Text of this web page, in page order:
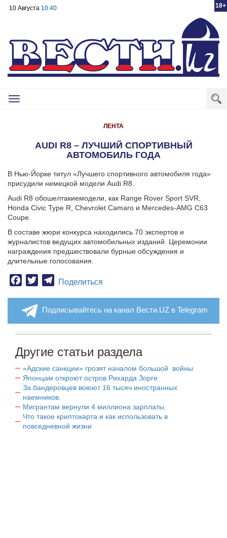
18+
10 Августа 10:40
Toggle
ЛЕНТА
AUDI R8 – ЛУЧШИЙ СПОРТИВНЫЙ
АВТОМОБИЛЬ ГОДА
В Нью-Йорке титул «Лучшего спортивного автомобиля года»
присудили немецкой модели Audi R8.
Audi R8 обошелтакиемодели как Range Rover Sport SVR,
Honda Civic Type R, Chevrolet Camaro и Mercedes-AMG C63
Coupe.
В составе жюри конкурса находились 70 экспертов и
журналистов ведущих автомобильных изданий. Церемонии
награждения предшествовали бурные обсуждения и
длительные голосования.
Facebook
TwitterTelegram
Поделиться
Подписывайтесь на канал Вести.UZ в Telegram
Другие статьи раздела
«Адские санкции» грозят началом большой войны
Японцам откроют остров Рихарда Зорге
За бандеровцев воюют 16 тысяч иностранных
наемников.
Мигрантам вернули 4 миллиона зарплаты.
Что такое криптокарта и как использовать в
повседневной жизни